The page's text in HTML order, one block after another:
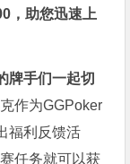
，助您迅速上
牌手们一起切
作为GGPoker
福利反馈活
任务就可以获